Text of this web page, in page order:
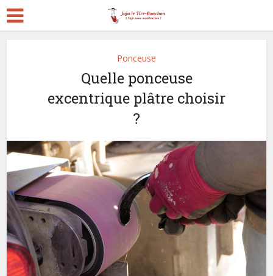
Ponceuse
Quelle ponceuse
excentrique plâtre choisir
?